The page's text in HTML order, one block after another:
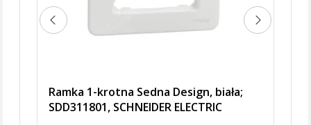
Ramka 1-krotna Sedna Design, biała;
SDD311801, SCHNEIDER ELECTRIC